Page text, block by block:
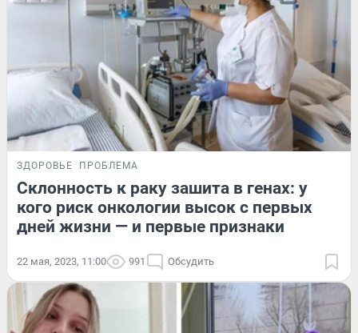
ЗДОРОВЬЕ ПРОБЛЕМА
Склонность к раку зашита в генах: у
кого риск онкологии высок с первых
дней жизни — и первые признаки
22 мая, 2023, 11:00 991 Обсудить